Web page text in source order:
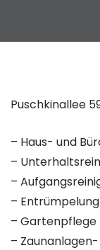
Puschkinallee
– Haus- und
–
–
– Entrümpelung
– Gartenpflege
–